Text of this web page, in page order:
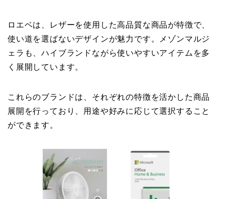
ロエベは、レザーを使用した高品質な商品が特徴で、
使い道を選ばないデザインが魅力です。メゾンマルジ
ェラも、ハイブランドながら使いやすいアイテムを多
く展開しています。
これらのブランドは、それぞれの特徴を活かした商品
展開を行っており、用途や好みに応じて選択すること
ができます。